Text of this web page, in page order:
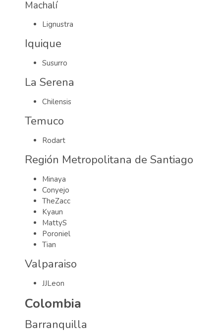
Machalí
Lignustra
Iquique
Susurro
La Serena
Chilensis
Temuco
Rodart
Región Metropolitana de Santiago
Minaya
Conyejo
TheZacc
Kyaun
MattyS
Poroniel
Tian
Valparaiso
JJLeon
Colombia
Barranquilla